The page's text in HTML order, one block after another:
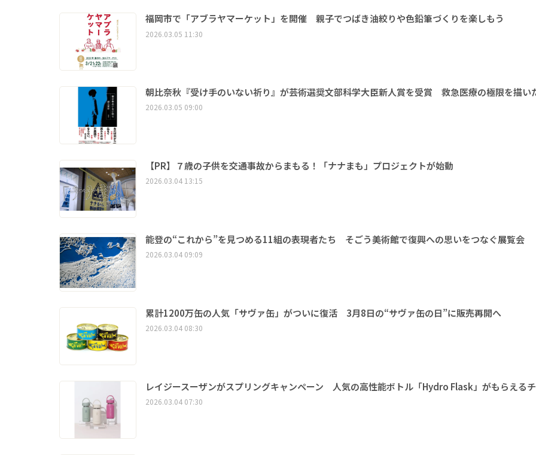
福岡市で「アブラヤマーケット」を開催 親子でつばき油絞りや色鉛筆づくりを楽しもう
2026.03.05 11:30
朝比奈秋『受け手のいない祈り』が芸術選奨文部科学大臣新人賞を受賞 救急医療の極限を描い
2026.03.05 09:00
【PR】７歳の子供を交通事故からまもる！「ナナまも」プロジェクトが始動
2026.03.04 13:15
能登の“これから”を見つめる11組の表現者たち そごう美術館で復興への思いをつなぐ展覧会
2026.03.04 09:09
累計1200万缶の人気「サヴァ缶」がついに復活 3月8日の“サヴァ缶の日”に販売再開へ
2026.03.04 08:30
レイジースーザンがスプリングキャンペーン 人気の高性能ボトル「Hydro Flask」がもらえる
2026.03.04 07:30